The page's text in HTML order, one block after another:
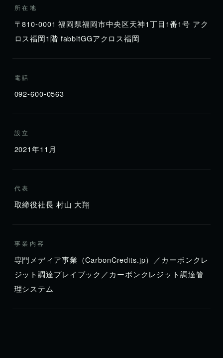
所在地
〒810-0001 福岡県福岡市中央区天神1丁目1番1号 アク
ロス福岡1階 fabbitGGアクロス福岡
電話
092-600-0563
設立
2021年11月
代表
取締役社長 村山 大翔
事業内容
専門メディア事業（CarbonCredits.jp）／カーボンクレ
ジット調達プレイブック／カーボンクレジット調達管
理システム